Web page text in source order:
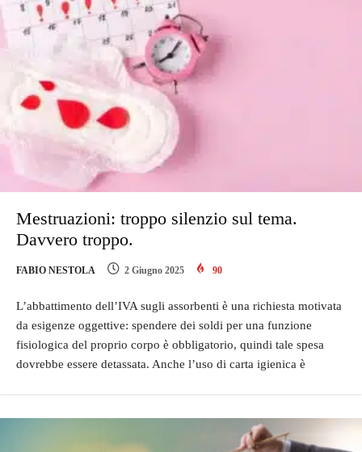
Mestruazioni: troppo silenzio sul tema.
Davvero troppo.
FABIO NESTOLA 2 Giugno 2025 90
L’abbattimento dell’IVA sugli assorbenti è una richiesta motivata
da esigenze oggettive: spendere dei soldi per una funzione
fisiologica del proprio corpo è obbligatorio, quindi tale spesa
dovrebbe essere detassata. Anche l’uso di carta igienica è